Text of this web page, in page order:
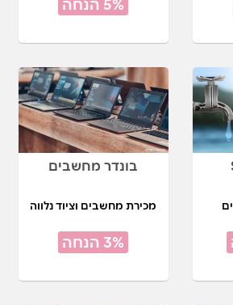
5% הנחה
בונדר מחשבים
מכירת מחשבים וציוד נלווה
3% הנחה